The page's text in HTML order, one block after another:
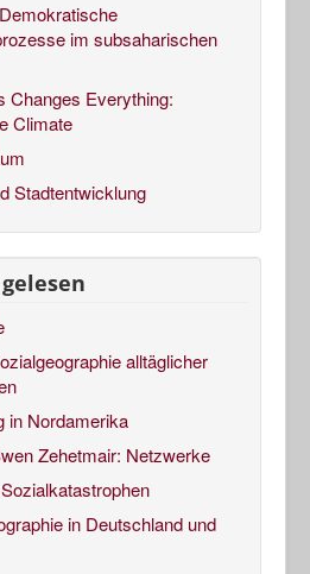
im subsaharischen
Changes Everything:
Climate
Stadtentwicklung
alltäglicher
in Nordamerika
Zehetmair: Netzwerke
in Deutschland und